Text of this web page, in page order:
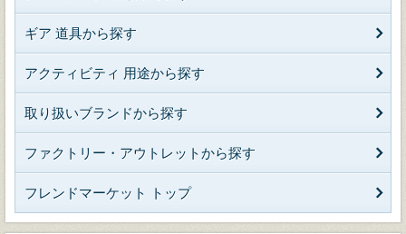
ギア 道具から探す
アクティビティ 用途から探す
取り扱いブランドから探す
ファクトリー・アウトレットから探す
フレンドマーケット トップ